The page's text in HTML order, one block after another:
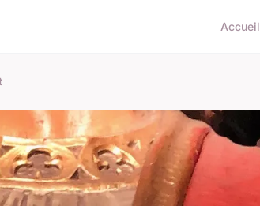
Accueil